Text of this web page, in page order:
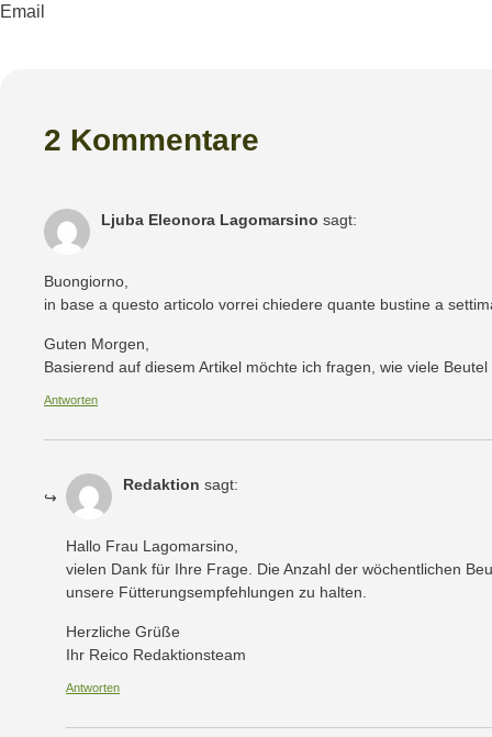
Email
2 Kommentare
Ljuba Eleonora Lagomarsino sagt:
Buongiorno,
in base a questo articolo vorrei chiedere quante bustine a
Guten Morgen,
Basierend auf diesem Artikel möchte ich fragen, wie viele
Antworten
Redaktion sagt:
Hallo Frau Lagomarsino,
vielen Dank für Ihre Frage. Die Anzahl der wöchentlichen
unsere Fütterungsempfehlungen zu halten.
Herzliche Grüße
Ihr Reico Redaktionsteam
Antworten